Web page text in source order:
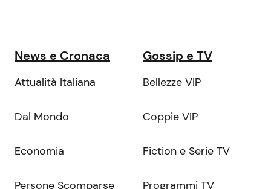
News e Cronaca
Attualità Italiana
Dal Mondo
Economia
Persone Scomparse
Gossip e TV
Bellezze VIP
Coppie VIP
Fiction e Serie TV
Programmi TV